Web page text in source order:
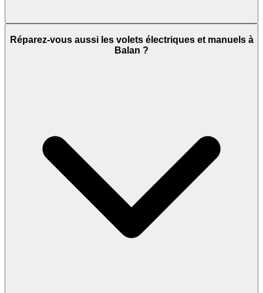
Réparez-vous aussi les volets électriques et manuels à
Balan ?